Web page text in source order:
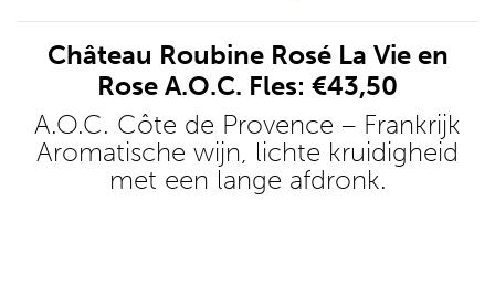
Château Roubine Rosé La Vie en
Rose A.O.C. Fles: €43,50
A.O.C. Côte de Provence – Frankrijk
Aromatische wijn, lichte kruidigheid
met een lange afdronk.